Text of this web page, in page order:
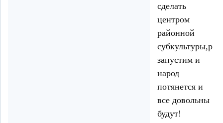
сделать
центром
районной
запустим и
народ
потянется и
все довольны
будут!